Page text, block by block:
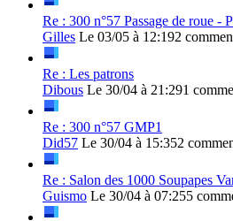
Re : 300 n°57 Passage de roue -
Gilles Le 03/05 à 12:192
Re : Les patrons
Dibous Le 30/04 à 21:291
Re : 300 n°57 GMP1
Did57 Le 30/04 à 15:352
Re : Salon des 1000 Soupapes
Guismo Le 30/04 à 07:255